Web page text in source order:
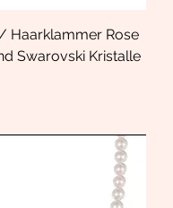
Haarklammer Rose
Swarovski Kristalle